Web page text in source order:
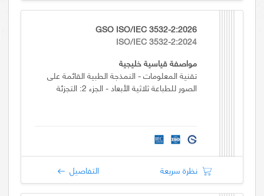
GSO ISO/IEC 3532-2:2026
ISO/IEC 3532-2:2024
مواصفة قياسية خليجية
تقنية المعلومات - النمذجة الطبية القائمة على
الصور للطباعة ثلاثية الأبعاد - الجزء 2: التجزئة
نظرة سريعة التفاصيل